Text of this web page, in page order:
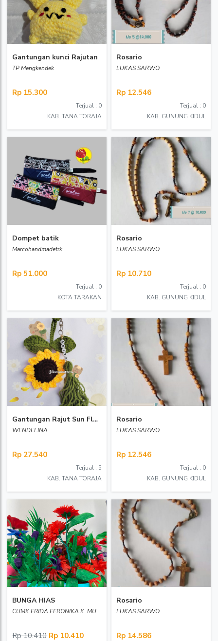
Gantungan kunci Rajutan
TP Mengkendek
Rp 15.300
Terjual : 0
KAB. TANA TORAJA
Rosario
LUKAS SARWO
Rp 12.546
Terjual : 0
KAB. GUNUNG KIDUL
Dompet batik
Marcohandmadetrk
Rp 51.000
Terjual : 0
KOTA TARAKAN
Rosario
LUKAS SARWO
Rp 10.710
Terjual : 0
KAB. GUNUNG KIDUL
Gantungan Rajut Sun Flower (huruf)
WENDELINA
Rp 27.540
Terjual : 5
KAB. TANA TORAJA
Rosario
LUKAS SARWO
Rp 12.546
Terjual : 0
KAB. GUNUNG KIDUL
BUNGA HIAS
CUMK FRIDA FERONIKA K. MUSKANAN
Rp 10.410 Rp 10.410
Rosario
LUKAS SARWO
Rp 14.586